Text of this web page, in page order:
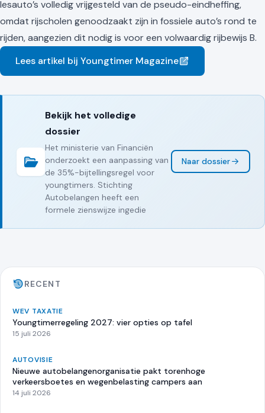
lesauto’s volledig vrijgesteld van de pseudo-eindheffing,
omdat rijscholen genoodzaakt zijn in fossiele auto’s rond te
rijden, aangezien dit nodig is voor een volwaardig rijbewijs B.
Lees artikel bij Youngtimer Magazine
Bekijk het volledige
dossier
Het ministerie van Financiën
onderzoekt een aanpassing van
de 35%-bijtellingsregel voor
youngtimers. Stichting
Autobelangen heeft een
formele zienswijze ingedie
Naar dossier
RECENT
WEV TAXATIE
Youngtimerregeling 2027: vier opties op tafel
15 juli 2026
AUTOVISIE
Nieuwe autobelangenorganisatie pakt torenhoge
verkeersboetes en wegenbelasting campers aan
14 juli 2026